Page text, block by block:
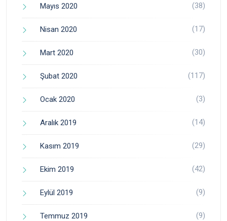
Mayıs 2020 (38)
Nisan 2020 (17)
Mart 2020 (30)
Şubat 2020 (117)
Ocak 2020 (3)
Aralık 2019 (14)
Kasım 2019 (29)
Ekim 2019 (42)
Eylül 2019 (9)
Temmuz 2019 (9)